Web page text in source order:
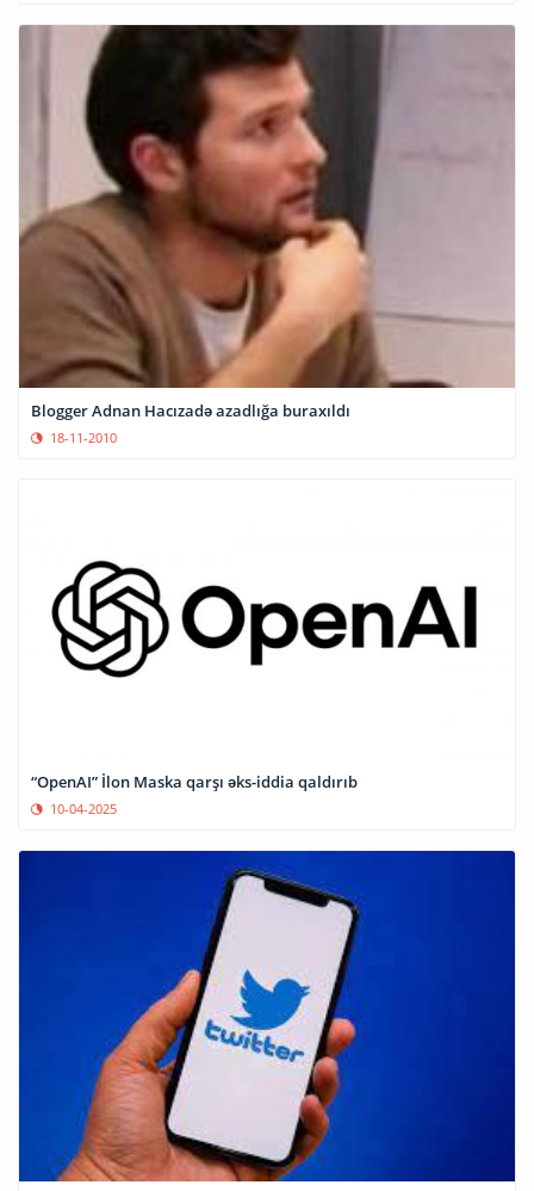
Blogger Adnan Hacızadə azadlığa buraxıldı
18-11-2010
“OpenAI” İlon Maska qarşı əks-iddia qaldırıb
10-04-2025